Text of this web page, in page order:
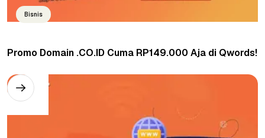
Bisnis
Promo Domain .CO.ID Cuma RP149.000 Aja di Qwords!